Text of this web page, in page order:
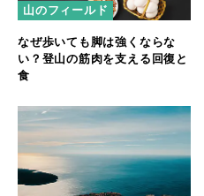
山のフィールド
なぜ歩いても脚は強くならな
い？登山の筋肉を支える回復と
食